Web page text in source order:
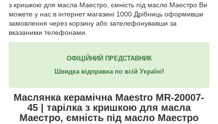
з кришкою для масла Маестро, ємність під масло Маестро Ви
можете у нас в інтернет магазині 1000 Дрібниць оформивши
замовлення через корзину або зателефонувавши за
вказаними телефонами.
ОФІЦІЙНИЙ ПРЕДСТАВНИК
Швидка відправка по всій Україні!
Маслянка керамічна Maestro MR-20007-
45
| тарілка з кришкою для масла
Маестро, ємність під масло Маестро